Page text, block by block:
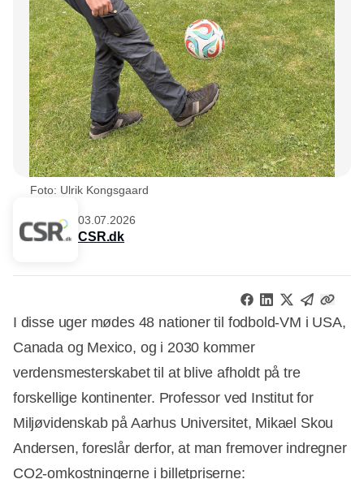
Foto: Ulrik Kongsgaard
03.07.2026
CSR.dk
I disse uger mødes 48 nationer til fodbold-VM i USA,
Canada og Mexico, og i 2030 kommer
verdensmesterskabet til at blive afholdt på tre
forskellige kontinenter. Professor ved Institut for
Miljøvidenskab på Aarhus Universitet, Mikael Skou
Andersen, foreslår derfor, at man fremover indregner
CO2-omkostningerne i billetpriserne: